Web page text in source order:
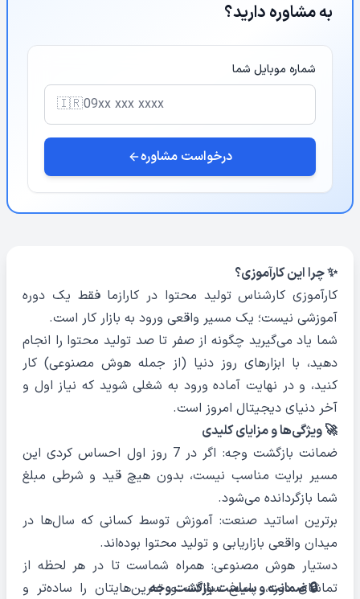
به مشاوره دارید؟
شماره موبایل شما
🇮🇷
درخواست مشاوره
✨ چرا این کارآموزی؟
کارآموزی کارشناس تولید محتوا در کارازما فقط یک دوره
آموزشی نیست؛ یک مسیر واقعی ورود به بازار کار است.
شما یاد می‌گیرید چگونه از صفر تا صد تولید محتوا را انجام
دهید، با ابزارهای روز دنیا (از جمله هوش مصنوعی) کار
کنید، و در نهایت آماده ورود به شغلی شوید که نیاز اول و
آخر دنیای دیجیتال امروز است.
🚀 ویژگی‌ها و مزایای کلیدی
ضمانت بازگشت وجه: اگر در 7 روز اول احساس کردی این
مسیر برایت مناسب نیست، بدون هیچ قید و شرطی مبلغ
شما بازگردانده می‌شود.
برترین اساتید صنعت: آموزش توسط کسانی که سال‌ها در
میدان واقعی بازاریابی و تولید محتوا بوده‌اند.
دستیار هوش مصنوعی: همراه شماست تا در هر لحظه از
تماشای دوره، پاسخ سؤالات و تمرین‌هایتان را ساده‌تر و
🔒 ضمانت و سیاست بازگشت وجه